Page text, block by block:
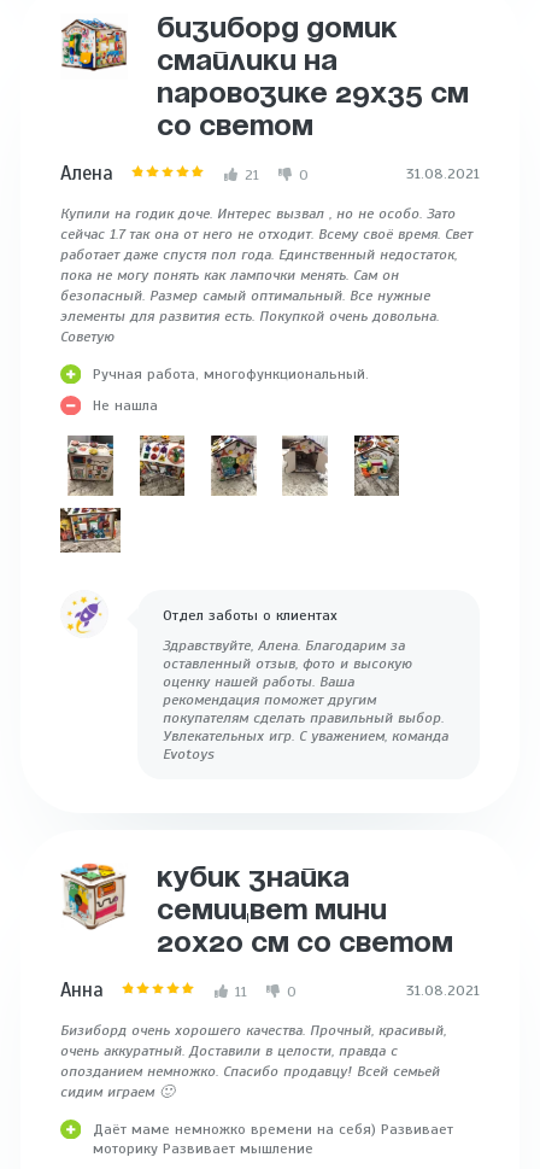
БИЗИБОРД ДОМИК
СМАЙЛИКИ НА
ПАРОВОЗИКЕ 29Х35 СМ
СО СВЕТОМ
Алена 21 0 31.08.2021
Купили на годик доче. Интерес вызвал , но не особо. Зато
сейчас 1.7 так она от него не отходит. Всему своё время. Свет
работает даже спустя пол года. Единственный недостаток,
пока не могу понять как лампочки менять. Сам он
безопасный. Размер самый оптимальный. Все нужные
элементы для развития есть. Покупкой очень довольна.
Советую
Ручная работа, многофункциональный.
Не нашла
Отдел заботы о клиентах
Здравствуйте, Алена. Благодарим за
оставленный отзыв, фото и высокую
оценку нашей работы. Ваша
рекомендация поможет другим
покупателям сделать правильный выбор.
Увлекательных игр. С уважением, команда
Evotoys
КУБИК ЗНАЙКА
СЕМИЦВЕТ МИНИ
20X20 СМ СО СВЕТОМ
Анна 11 0 31.08.2021
Бизиборд очень хорошего качества. Прочный, красивый,
очень аккуратный. Доставили в целости, правда с
опозданием немножко. Спасибо продавцу! Всей семьей
сидим играем 🙂
Даёт маме немножко времени на себя) Развивает
моторику Развивает мышление